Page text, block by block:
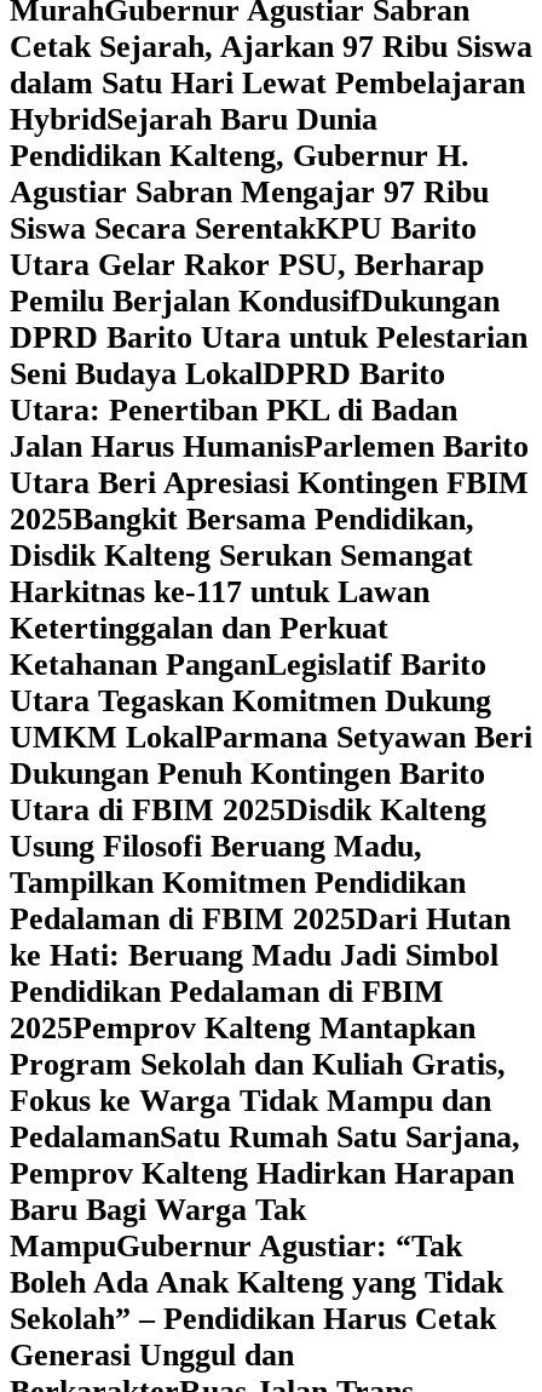
MurahGubernur Agustiar Sabran
Cetak Sejarah, Ajarkan 97 Ribu Siswa
dalam Satu Hari Lewat Pembelajaran
HybridSejarah Baru Dunia
Pendidikan Kalteng, Gubernur H.
Agustiar Sabran Mengajar 97 Ribu
Siswa Secara SerentakKPU Barito
Utara Gelar Rakor PSU, Berharap
Pemilu Berjalan KondusifDukungan
DPRD Barito Utara untuk Pelestarian
Seni Budaya LokalDPRD Barito
Utara: Penertiban PKL di Badan
Jalan Harus HumanisParlemen Barito
Utara Beri Apresiasi Kontingen FBIM
2025‎Bangkit Bersama Pendidikan,
Disdik Kalteng Serukan Semangat
Harkitnas ke-117 untuk Lawan
Ketertinggalan dan Perkuat
Ketahanan PanganLegislatif Barito
Utara Tegaskan Komitmen Dukung
UMKM LokalParmana Setyawan Beri
Dukungan Penuh Kontingen Barito
Utara di FBIM 2025Disdik Kalteng
Usung Filosofi Beruang Madu,
Tampilkan Komitmen Pendidikan
Pedalaman di FBIM 2025‎Dari Hutan
ke Hati: Beruang Madu Jadi Simbol
Pendidikan Pedalaman di FBIM
2025‎Pemprov Kalteng Mantapkan
Program Sekolah dan Kuliah Gratis,
Fokus ke Warga Tidak Mampu dan
Pedalaman‎Satu Rumah Satu Sarjana,
Pemprov Kalteng Hadirkan Harapan
Baru Bagi Warga Tak
Mampu‎Gubernur Agustiar: “Tak
Boleh Ada Anak Kalteng yang Tidak
Sekolah” – Pendidikan Harus Cetak
Generasi Unggul dan